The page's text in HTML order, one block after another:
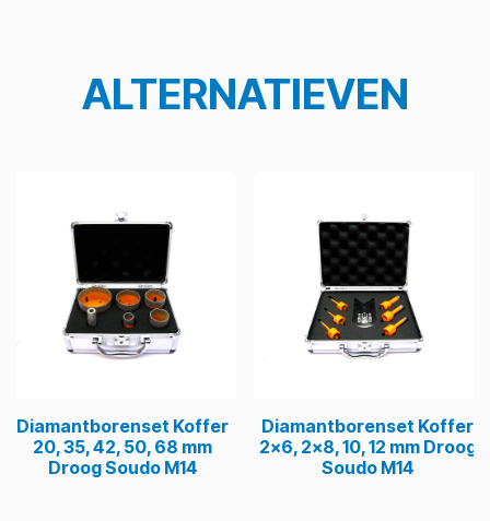
ALTERNATIEVEN
Diamantborenset Koffer
20, 35, 42, 50, 68 mm
Droog Soudo M14
Diamantborenset Koffer
2x6, 2x8, 10, 12 mm Droog
Soudo M14